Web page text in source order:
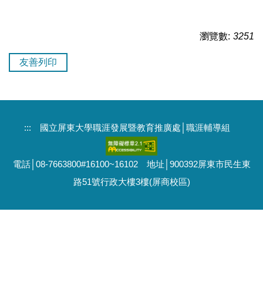
瀏覽數: 3251
友善列印
::: 國立屏東大學職涯發展暨教育推廣處│職涯輔導組
電話│08-7663800#16100~16102 地址│900392屏東市民生東
路51號行政大樓3樓(屏商校區)